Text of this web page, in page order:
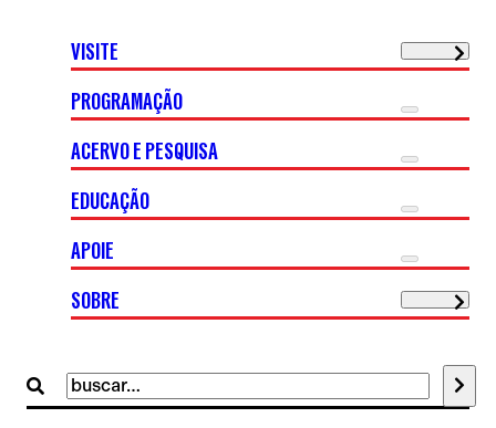
Buscar
por:
VISITE
PROGRAMAÇÃO
ACERVO E PESQUISA
EDUCAÇÃO
APOIE
SOBRE